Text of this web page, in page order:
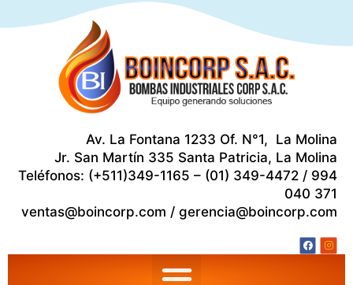
al
Av. La Fontana 1233 Of. N°1, La Molina
Jr. San Martín 335 Santa Patricia, La Molina
Teléfonos: (+511)349-1165 – (01) 349-4472 / 994
040 371
ventas@boincorp.com / gerencia@boincorp.com
F
a
I
n
Menu